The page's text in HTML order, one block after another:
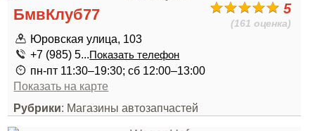
5
(161 оценка)
БмвКлуб77
Юровская улица, 103
+7 (985) 5...Показать телефон
пн-пт 11:30–19:30; сб 12:00–13:00
Показать на карте
Рубрики: Магазины автозапчастей